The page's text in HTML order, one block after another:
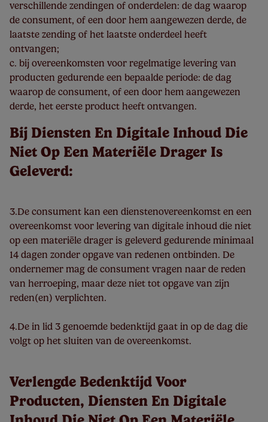
verschillende zendingen of onderdelen: de dag waarop
de consument, of een door hem aangewezen derde, de
laatste zending of het laatste onderdeel heeft
ontvangen;
c. bij overeenkomsten voor regelmatige levering van
producten gedurende een bepaalde periode: de dag
waarop de consument, of een door hem aangewezen
derde, het eerste product heeft ontvangen.
Bij Diensten En Digitale Inhoud Die
Niet Op Een Materiële Drager Is
Geleverd:
3.De consument kan een dienstenovereenkomst en een
overeenkomst voor levering van digitale inhoud die niet
op een materiële drager is geleverd gedurende minimaal
14 dagen zonder opgave van redenen ontbinden. De
ondernemer mag de consument vragen naar de reden
van herroeping, maar deze niet tot opgave van zijn
reden(en) verplichten.
4.De in lid 3 genoemde bedenktijd gaat in op de dag die
volgt op het sluiten van de overeenkomst.
Verlengde Bedenktijd Voor
Producten, Diensten En Digitale